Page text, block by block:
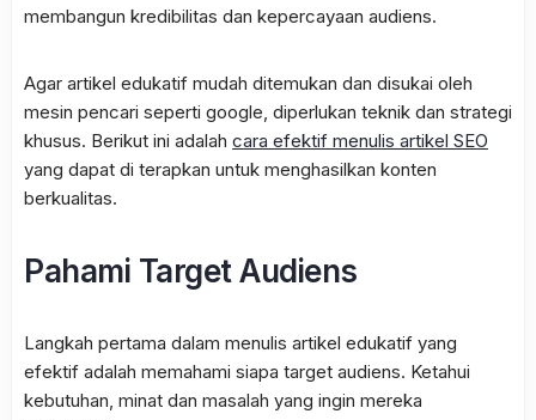
membangun kredibilitas dan kepercayaan audiens.
Agar artikel edukatif mudah ditemukan dan disukai oleh
mesin pencari seperti google, diperlukan teknik dan strategi
khusus. Berikut ini adalah cara efektif menulis artikel SEO
yang dapat di terapkan untuk menghasilkan konten
berkualitas.
Pahami Target Audiens
Langkah pertama dalam menulis artikel edukatif yang
efektif adalah memahami siapa target audiens. Ketahui
kebutuhan, minat dan masalah yang ingin mereka